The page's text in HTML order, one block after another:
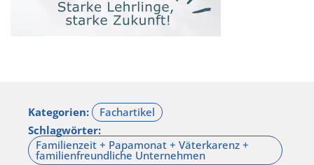
Kategorien:
Schlagwörter: